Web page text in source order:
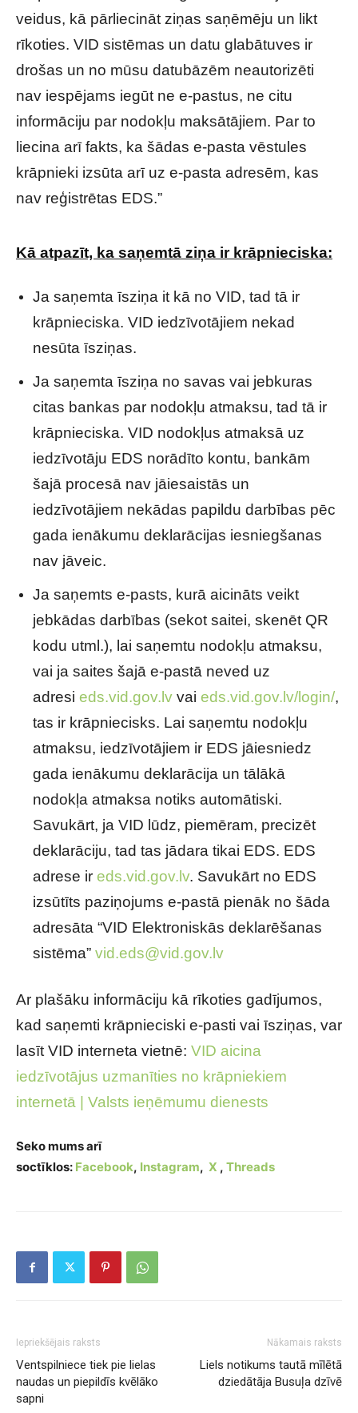
veidus, kā pārliecināt ziņas saņēmēju un likt
rīkoties. VID sistēmas un datu glabātuves ir
drošas un no mūsu datubāzēm neautorizēti
nav iespējams iegūt ne e-pastus, ne citu
informāciju par nodokļu maksātājiem. Par to
liecina arī fakts, ka šādas e-pasta vēstules
krāpnieki izsūta arī uz e-pasta adresēm, kas
nav reģistrētas EDS.”
Kā atpazīt, ka saņemtā ziņa ir krāpnieciska:
Ja saņemta īsziņa it kā no VID, tad tā ir
krāpnieciska. VID iedzīvotājiem nekad
nesūta īsziņas.
Ja saņemta īsziņa no savas vai jebkuras
citas bankas par nodokļu atmaksu, tad tā ir
krāpnieciska. VID nodokļus atmaksā uz
iedzīvotāju EDS norādīto kontu, bankām
šajā procesā nav jāiesaistās un
iedzīvotājiem nekādas papildu darbības pēc
gada ienākumu deklarācijas iesniegšanas
nav jāveic.
Ja saņemts e-pasts, kurā aicināts veikt
jebkādas darbības (sekot saitei, skenēt QR
kodu utml.), lai saņemtu nodokļu atmaksu,
vai ja saites šajā e-pastā neved uz
adresi eds.vid.gov.lv vai eds.vid.gov.lv/login/,
tas ir krāpniecisks. Lai saņemtu nodokļu
atmaksu, iedzīvotājiem ir EDS jāiesniedz
gada ienākumu deklarācija un tālākā
nodokļa atmaksa notiks automātiski.
Savukārt, ja VID lūdz, piemēram, precizēt
deklarāciju, tad tas jādara tikai EDS. EDS
adrese ir eds.vid.gov.lv. Savukārt no EDS
izsūtīts paziņojums e-pastā pienāk no šāda
adresāta “VID Elektroniskās deklarēšanas
sistēma” vid.eds@vid.gov.lv
Ar plašāku informāciju kā rīkoties gadījumos,
kad saņemti krāpnieciski e-pasti vai īsziņas, var
lasīt VID interneta vietnē: VID aicina
iedzīvotājus uzmanīties no krāpniekiem
internetā | Valsts ieņēmumu dienests
Seko mums arī
soctīklos: Facebook, Instagram, X , Threads
Iepriekšējais raksts
Ventspilniece tiek pie lielas
naudas un piepildīs kvēlāko
sapni
Nākamais raksts
Liels notikums tautā mīlētā
dziedātāja Busuļa dzīvē